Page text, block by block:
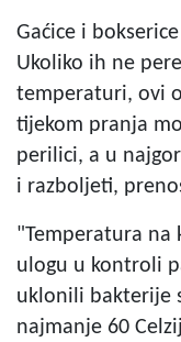
Gaćice i
Ukoliko ih ne
temperaturi, ovi
tijekom pranja
perilici, a u
i razboljeti,
"Temperatura na
ulogu u kontroli
uklonili bakterije
najmanje 60